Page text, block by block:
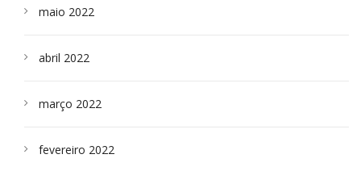
maio 2022
abril 2022
março 2022
fevereiro 2022